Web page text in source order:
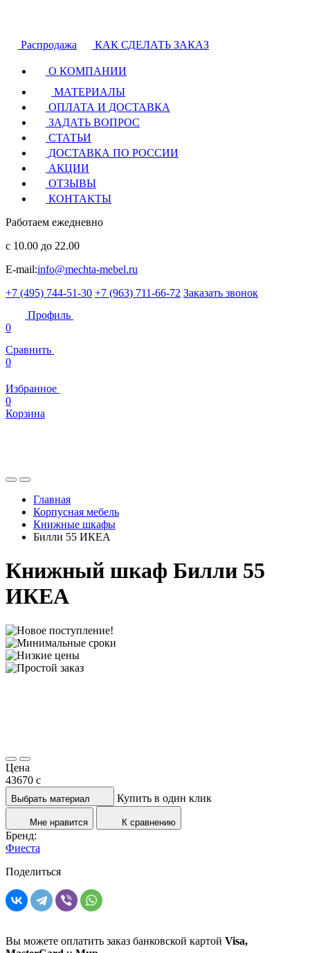
Распродажа КАК СДЕЛАТЬ ЗАКАЗ
О КОМПАНИИ
МАТЕРИАЛЫ
ОПЛАТА И ДОСТАВКА
ЗАДАТЬ ВОПРОС
СТАТЬИ
ДОСТАВКА ПО РОССИИ
АКЦИИ
ОТЗЫВЫ
КОНТАКТЫ
Работаем ежедневно
с 10.00 до 22.00
E-mail:info@mechta-mebel.ru
+7 (495) 744-51-30 +7 (963) 711-66-72 Заказать звонок
Профиль
0
Сравнить
0
Избранное
0
Корзина
Главная
Корпусная мебель
Книжные шкафы
Билли 55 ИКЕА
Книжный шкаф Билли 55
ИКЕА
Цена
43670 c
Выбрать материал Купить в один клик
Мне нравится К сравнению
Бренд:
Фиеста
Поделиться
Вы можете оплатить заказ банковской картой Visa,